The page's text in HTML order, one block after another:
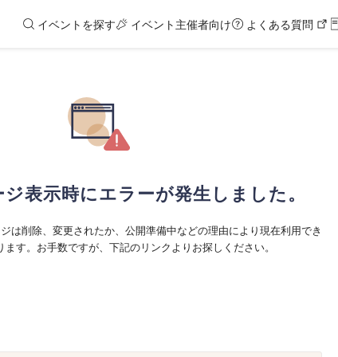
イベントを探す イベント主催者向け よくある質問
表示時にエラーが発生しました。
は削除、変更されたか、公開準備中などの理由により現在利用でき
ます。お手数ですが、下記のリンクよりお探しください。